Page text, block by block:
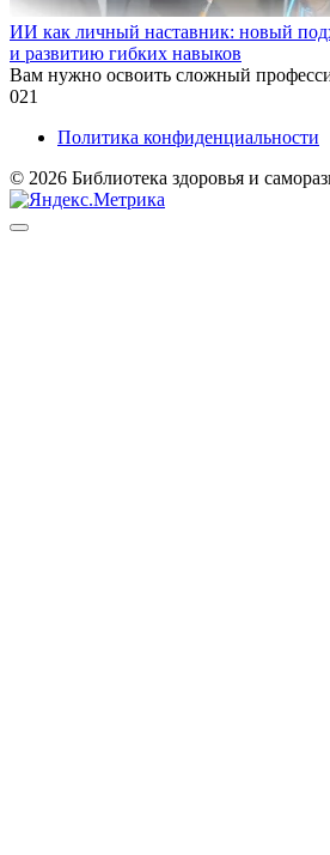
ИИ как личный наставник: новый
и развитию гибких навыков
Вам нужно освоить сложный
021
Политика конфиденциальности
© 2026 Библиотека здоровья и